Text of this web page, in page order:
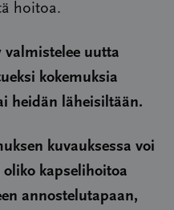
hoitoa.
valmistelee uutta
kokemuksia
heidän läheisiltään.
kuvauksessa voi
kapselihoitoa
annostelutapaan,